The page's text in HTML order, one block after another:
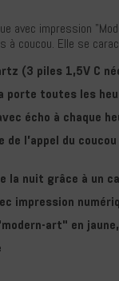
avec impression
à coucou. Elle se
(3 piles 1,5V C
porte toutes les
écho à chaque
de l'appel du
la nuit grâce à un
impression
art" en